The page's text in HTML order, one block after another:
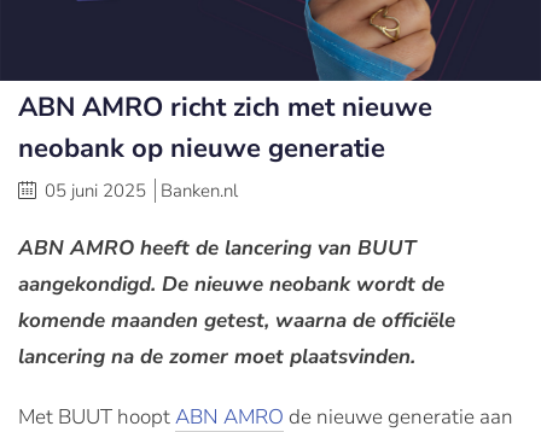
ABN AMRO richt zich met nieuwe
neobank op nieuwe generatie
05 juni 2025 Banken.nl
ABN AMRO heeft de lancering van BUUT
aangekondigd. De nieuwe neobank wordt de
komende maanden getest, waarna de officiële
lancering na de zomer moet plaatsvinden.
Met BUUT hooptABN AMRO de nieuwe generatie aan